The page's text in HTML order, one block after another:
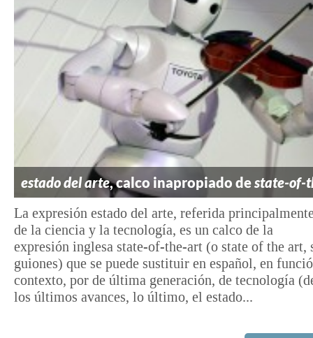
estado del arte, calco inapropiado destate-of-
La expresión estado del arte, referida
de la ciencia y la tecnología, es un calco de la
expresión inglesa state-of-the-art (o state of the art,
guiones) que se puede sustituir en español, en
contexto, por de última generación, de tecnología
los últimos avances, lo último, el estado...